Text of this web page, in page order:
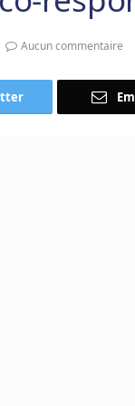
Aucun commentaire